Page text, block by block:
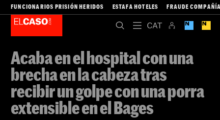
FUNCIONARIOS PRISIÓN HERIDOS ESTAFA HOTELES FRAUDE
Acaba en el hospital con una
brecha en la cabeza tras
recibir un golpe con una porra
extensible en el Bages